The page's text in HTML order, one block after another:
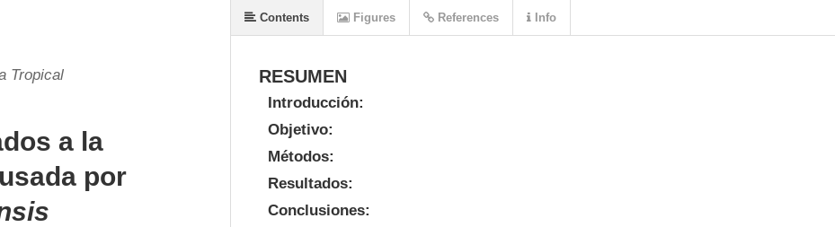
Tropical
a la
por
RESUMEN
Introducción:
Objetivo:
Métodos:
Resultados:
Conclusiones:
Contents Figures References Info